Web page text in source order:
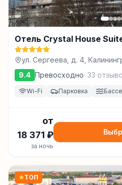
Отель Crystal House
ул. Сергеева, д. 4,
9.4 Превосходно· 33
Wi-Fi Парковка
от
18 371 ₽
за ночь
★ТОП